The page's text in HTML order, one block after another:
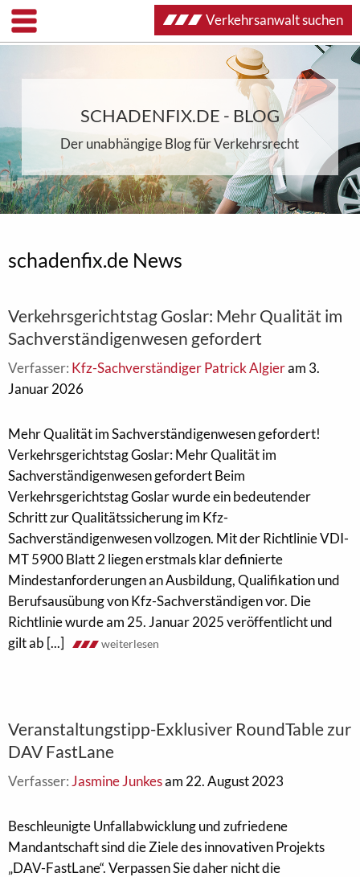
SCHADENFIX.DE - BLOG
Der unabhängige Blog für Verkehrsrecht
schadenfix.de News
Verkehrsgerichtstag Goslar: Mehr Qualität im
Sachverständigenwesen gefordert
Verfasser: Kfz-Sachverständiger Patrick Algieram 3.
Januar 2026
Mehr Qualität im Sachverständigenwesen gefordert!
Verkehrsgerichtstag Goslar: Mehr Qualität im
Sachverständigenwesen gefordert Beim
Verkehrsgerichtstag Goslar wurde ein bedeutender
Schritt zur Qualitätssicherung im Kfz-
Sachverständigenwesen vollzogen. Mit der Richtlinie VDI-
MT 5900 Blatt 2 liegen erstmals klar definierte
Mindestanforderungen an Ausbildung, Qualifikation und
Berufsausübung von Kfz-Sachverständigen vor. Die
Richtlinie wurde am 25. Januar 2025 veröffentlicht und
gilt ab [...]
weiterlesen
Veranstaltungstipp-Exklusiver RoundTable zur
DAV FastLane
Verfasser: Jasmine Junkesam 22. August 2023
Beschleunigte Unfallabwicklung und zufriedene
Mandantschaft sind die Ziele des innovativen Projekts
„DAV-FastLane“. Verpassen Sie daher nicht die
Verkehrsanwalt suchen